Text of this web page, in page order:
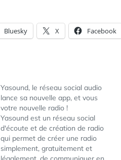
Bluesky X Facebook
Yasound, le réseau social audio
lance sa nouvelle app, et vous
votre nouvelle radio !
Yasound est un réseau social
d'écoute et de création de radio
qui permet de créer une radio
simplement, gratuitement et